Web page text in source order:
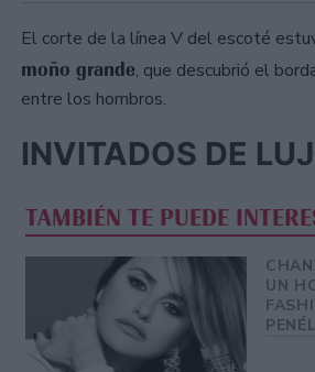
El corte de la línea V del escoté
moño grande, que descubrió el
entre los hombros.
INVITADOS DE
TAMBIÉN TE PUEDE
UN